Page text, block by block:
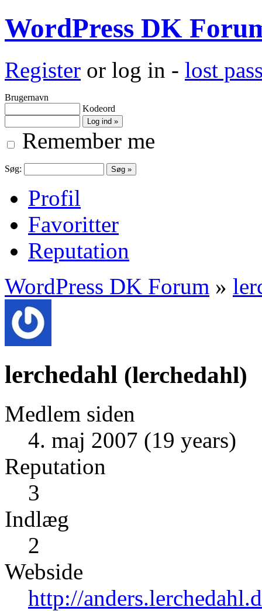
WordPress DK
Register or log in - lost
Brugernavn
Kodeord
Remember me
Søg:
Profil
Favoritter
Reputation
WordPress DK Forum »
lerchedahl (lerchedahl)
Medlem siden
4. maj 2007 (19 years)
Reputation
3
Indlæg
2
Webside
http://